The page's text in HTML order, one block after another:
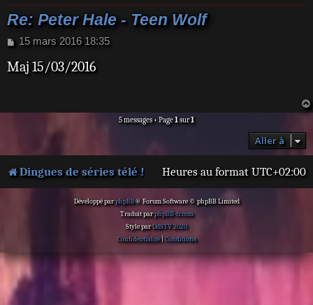
Re: Peter Hale - Teen Wolf
M
s
e
15 mars 2016 18:35
Maj 15/03/2016
5 messages • Page1sur1
Aller à
Dingues de séries télé ! Heures au format UTC+02:00
Développé parphpBB® Forum Software © phpBB Limited
Traduit parphpBB-fr.com
Style parDdSTV 2020
Confidentialité| Conditions